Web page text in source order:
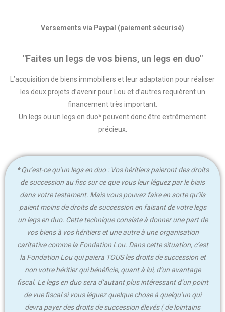
Versements via Paypal (paiement sécurisé)
"Faites un legs de vos biens, un legs en duo"
L’acquisition de biens immobiliers et leur adaptation pour réaliser
les deux projets d’avenir pour Lou et d’autres requièrent un
financement très important.
Un legs ou un legs en duo*peuvent donc être extrêmement
précieux.
* Qu’est-ce qu’un legs en duo : Vos héritiers paieront des droits
de succession au fisc sur ce que vous leur léguez par le biais
dans votre testament. Mais vous pouvez faire en sorte qu’ils
paient moins de droits de succession en faisant de votre legs
un legs en duo. Cette technique consiste à donner une part de
vos biens à vos héritiers et une autre à une organisation
caritative comme la Fondation Lou. Dans cette situation, c’est
la Fondation Lou qui paiera TOUS les droits de succession et
non votre héritier qui bénéficie, quant à lui, d’un avantage
fiscal. Le legs en duo sera d’autant plus intéressant d’un point
de vue fiscal si vous léguez quelque chose à quelqu’un qui
devra payer des droits de succession élevés ( de lointains